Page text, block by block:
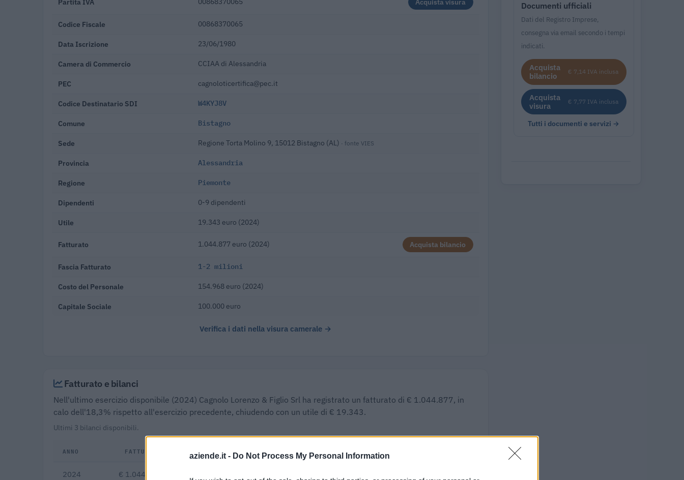
aziende.it - Do Not Process My Personal Information
Acquista visura
Codice Fiscale 00868370065
Data Iscrizione 23/06/1980
Camera di Commercio CCIAA di Alessandria
PEC cagnoloticertifica@pec.it
Codice Destinatario SDI W4KYJ8V
Comune Bistagno
Sede Regione Torta Molino 9, 15012 Bistagno (AL) · fonte VIES
Provincia Alessandria
Regione Piemonte
Dipendenti 0-9 dipendenti
Utile 19.343 euro (2024)
Fatturato 1.044.877 euro (2024) Acquista bilancio
Fascia Fatturato 1-2 milioni
Costo del Personale 154.968 euro (2024)
Capitale Sociale 100.000 euro
Verifica i dati nella visura camerale →
Fatturato e bilanci
Nell'ultimo esercizio disponibile (2024) Cagnolo Lorenzo & Figlio Srl ha registrato un fatturato di € 1.044.877, in
calo dell'18,3% rispetto all'esercizio precedente, chiudendo con un utile di € 19.343.
Ultimi 3 bilanci disponibili.
ANNO FATTURATO UTILE/PERDITA DIPENDENTI
2024 € 1.044.877
Documenti ufficiali
Dati del Registro Imprese,
consegna via email secondo i tempi
indicati.
Acquista
bilancio
€ 7,14 IVA inclusa
Acquista
visura
€ 7,77 IVA inclusa
Tutti i documenti e servizi →